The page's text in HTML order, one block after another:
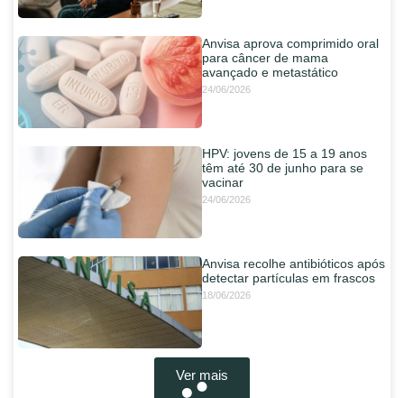
Anvisa aprova comprimido oral
para câncer de mama
avançado e metastático
24/06/2026
HPV: jovens de 15 a 19 anos
têm até 30 de junho para se
vacinar
24/06/2026
Anvisa recolhe antibióticos após
detectar partículas em frascos
18/06/2026
Ver mais